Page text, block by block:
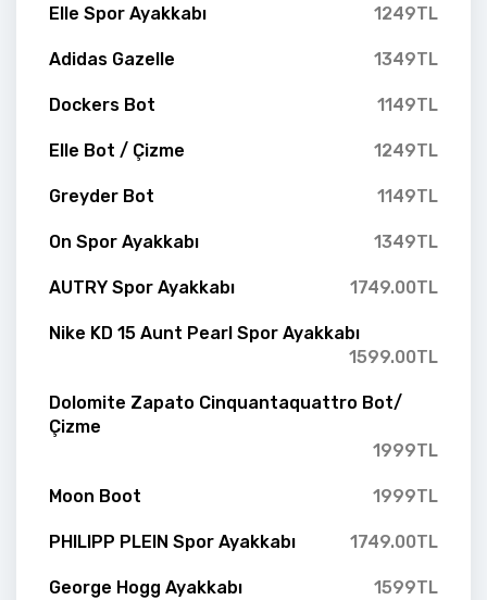
Elle Spor Ayakkabı 1249TL
Adidas Gazelle 1349TL
Dockers Bot 1149TL
Elle Bot / Çizme 1249TL
Greyder Bot 1149TL
On Spor Ayakkabı 1349TL
AUTRY Spor Ayakkabı 1749.00TL
Nike KD 15 Aunt Pearl Spor Ayakkabı
1599.00TL
Dolomite Zapato Cinquantaquattro Bot/
Çizme
1999TL
Moon Boot 1999TL
PHILIPP PLEIN Spor Ayakkabı 1749.00TL
George Hogg Ayakkabı 1599TL